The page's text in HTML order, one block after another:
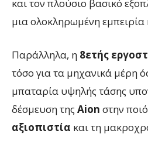
και τον πλούσιο βασικό
μια ολοκληρωμένη εμπειρία
Παράλληλα, η 8ετής
τόσο για τα μηχανικά μέρη
μπαταρία υψηλής τάσης
δέσμευση της Aion στην
αξιοπιστία και τη